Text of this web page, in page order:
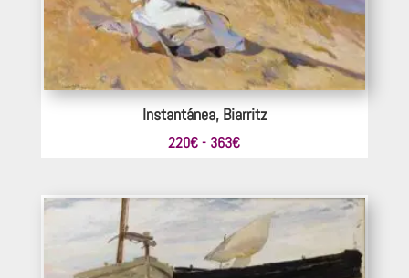
Instantánea, Biarritz
220€ - 363€Rango
desde
220€
hasta